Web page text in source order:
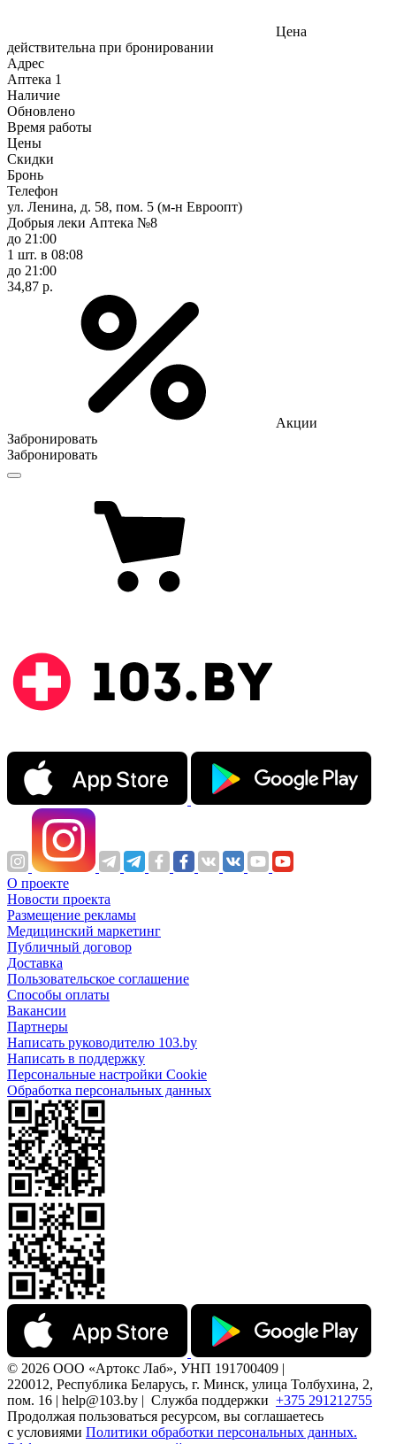
Цена
действительна при бронировании
Адрес
Аптека 1
Наличие
Обновлено
Время работы
Цены
Скидки
Бронь
Телефон
ул. Ленина, д. 58, пом. 5 (м-н Евроопт)
Добрыя леки Аптека №8
до 21:00
1 шт. в 08:08
до 21:00
34,87 р.
Акции
Забронировать
Забронировать
О проекте
Новости проекта
Размещение рекламы
Медицинский маркетинг
Публичный договор
Доставка
Пользовательское соглашение
Способы оплаты
Вакансии
Партнеры
Написать руководителю 103.by
Написать в поддержку
Персональные настройки Cookie
Обработка персональных данных
© 2026 ООО «Артокс Лаб», УНП 191700409 |
220012, Республика Беларусь, г. Минск, улица Толбухина, 2,
пом. 16 | help@103.by | Служба поддержки +375 291212755
Продолжая пользоваться ресурсом, вы соглашаетесь
с условиями Политики обработки персональных данных.